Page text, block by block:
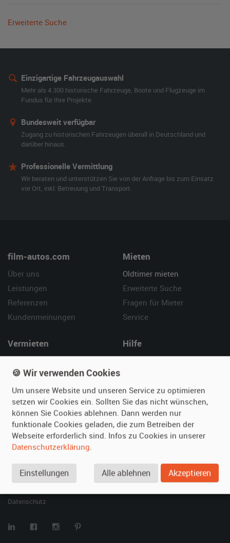
Erweiterte Suche
Einzigartige Fahrzeugauswahl
Mehr als 4.300 historische Fahrzeuge, Boote und Flugzeuge im
Fundus für Ihre Projekte.
Bundesweit verfügbar
Zugang zu historischen Fahrzeugen überall in Deutschland und
darüber hinaus.
Professionelle Vermittlung
Wir beraten und unterstützen Sie von der Anfrage bis zum Einsatz
vor Ort, inkl. Betreuung und Transport.
film-autos.com
Über uns
Leistungen
Referenzen
Kundenmeinungen
Mieten
Oldtimer mieten
Erweiterte Suche
Fragen für Mieter
Service
Vermieten
Fotos senden
Fragen für Vermieter
Inserat verwalten
Hilfe
Kontakt
SPECIAL
Berühmte Filmautos –
unsere Top 10 ...
Datenschutz
🍪 Wir verwenden Cookies
Um unsere Website und unseren Service zu optimieren
setzen wir Cookies ein. Sollten Sie das nicht wünschen,
können Sie Cookies ablehnen. Dann werden nur
funktionale Cookies geladen, die zum Betreiben der
Webseite erforderlich sind. Infos zu Cookies in unserer
Datenschutzerklärung.
Einstellungen Alle ablehnen Akzeptieren